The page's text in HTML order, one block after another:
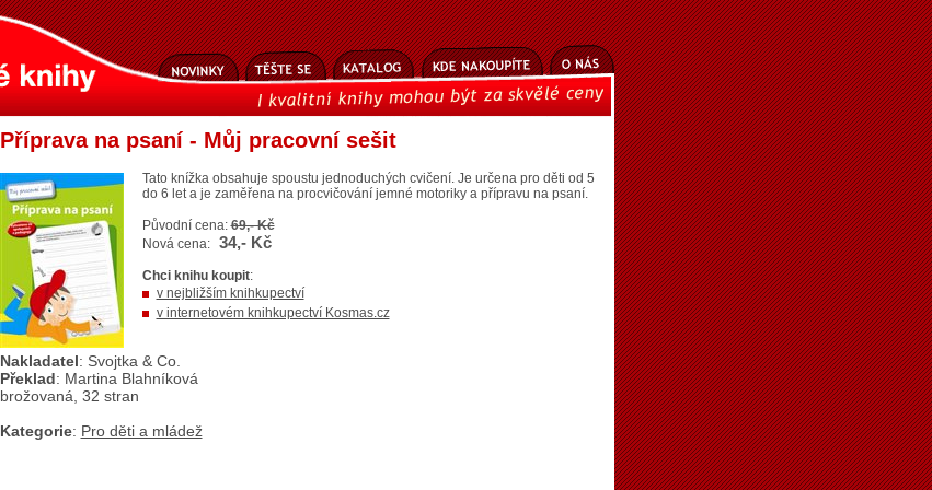
Příprava na psaní - Můj pracovní sešit
Tato knížka obsahuje spoustu jednoduchých cvičení. Je určena pro děti od 5
do 6 let a je zaměřena na procvičování jemné motoriky a přípravu na psaní.
Původní cena:69,- Kč
Nová cena: 34,- Kč
Chci knihu koupit:
v nejbližším knihkupectví
v internetovém knihkupectví Kosmas.cz
Nakladatel: Svojtka & Co.
Překlad: Martina Blahníková
brožovaná, 32 stran
Kategorie: Pro děti a mládež